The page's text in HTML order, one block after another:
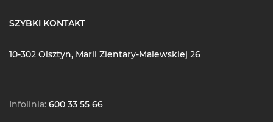
SZYBKI KONTAKT
10-302 Olsztyn, Marii Zientary-Malewskiej 26
Infolinia: 600 33 55 66